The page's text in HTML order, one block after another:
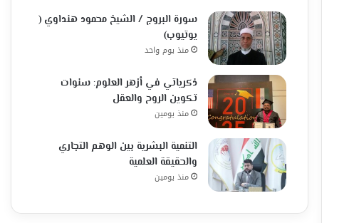
سورة البروج / الشيخ محمود هنداوي (
يوتيوب)
منذ يوم واحد
ذكرياتي في أزهر العلوم: سنوات
تكوين الروح والعقل
منذ يومين
التنمية البشرية بين الوهم التجاري
والحقيقة العلمية
منذ يومين